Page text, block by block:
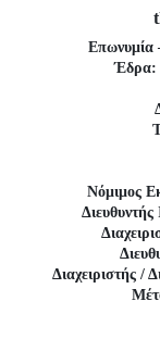
Επωνυμία
Έδρα:
Νόμιμος
Διευθυντής
Διαχειριστής /